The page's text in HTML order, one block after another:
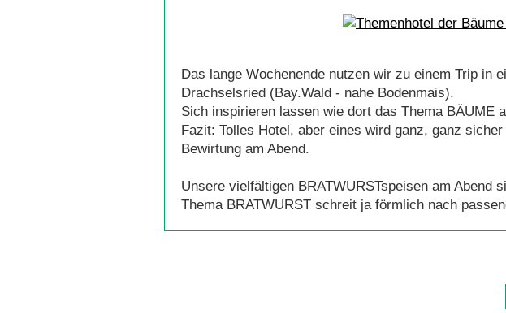
Das lange Wochenende nutzen wir zu einem Trip in
Drachselsried (Bay.Wald - nahe Bodenmais).
Sich inspirieren lassen wie dort das Thema BÄUME
Fazit: Tolles Hotel, aber eines wird ganz, ganz
Bewirtung am Abend.
Unsere vielfältigen BRATWURSTspeisen am Abend
Thema BRATWURST schreit ja förmlich nach